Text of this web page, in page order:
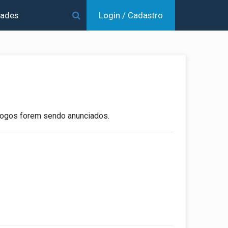
Login / Cadastro
forem sendo anunciados.